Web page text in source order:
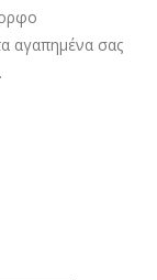
αγαπημένα σας